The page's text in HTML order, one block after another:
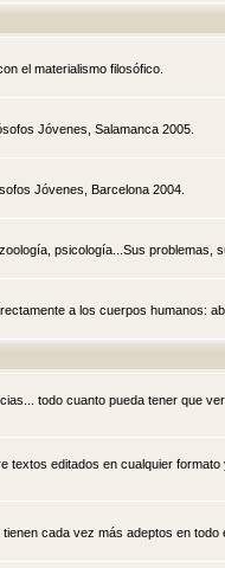
el materialismo filosófico.
Jóvenes, Salamanca 2005.
Jóvenes, Barcelona 2004.
psicología...Sus problemas,
a los cuerpos humanos:
todo cuanto pueda tener que
textos editados en cualquier
cada vez más adeptos en todo